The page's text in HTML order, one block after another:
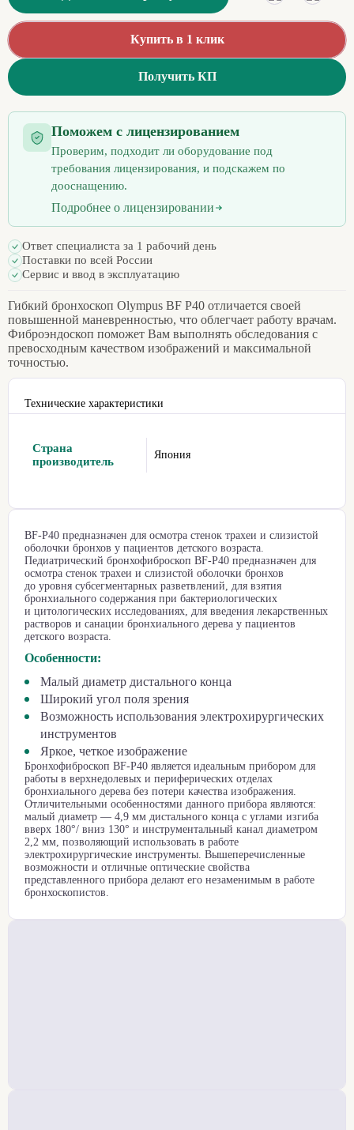
Купить в 1 клик
Получить КП
Поможем с лицензированием
Проверим, подходит ли оборудование под
требования лицензирования, и подскажем по
дооснащению.
Подробнее о лицензировании
Ответ специалиста за 1 рабочий день
Поставки по всей России
Сервис и ввод в эксплуатацию
Гибкий бронхоскоп Olympus BF P40 отличается своей
повышенной маневренностью, что облегчает работу врачам.
Фиброэндоскоп поможет Вам выполнять обследования с
превосходным качеством изображений и максимальной
точностью.
Технические характеристики
Страна
производитель
Япония
BF-Р40 предназначен для осмотра стенок трахеи и слизистой
оболочки бронхов у пациентов детского возраста.
Педиатрический бронхофиброскоп BF-Р40 предназначен для
осмотра стенок трахеи и слизистой оболочки бронхов
до уровня субсегментарных разветвлений, для взятия
бронхиального содержания при бактериологических
и цитологических исследованиях, для введения лекарственных
растворов и санации бронхиального дерева у пациентов
детского возраста.
Особенности:
Малый диаметр дистального конца
Широкий угол поля зрения
Возможность использования электрохирургических
инструментов
Яркое, четкое изображение
Бронхофиброскоп BF-P40 является идеальным прибором для
работы в верхнедолевых и периферических отделах
бронхиального дерева без потери качества изображения.
Отличительными особенностями данного прибора являются:
малый диаметр — 4,9 мм дистального конца с углами изгиба
вверх 180°/ вниз 130° и инструментальный канал диаметром
2,2 мм, позволяющий использовать в работе
электрохирургические инструменты. Вышеперечисленные
возможности и отличные оптические свойства
представленного прибора делают его незаменимым в работе
бронхоскопистов.